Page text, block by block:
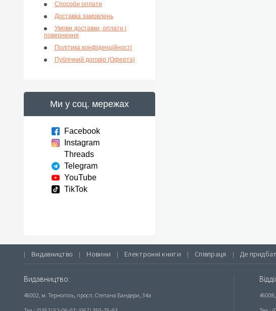
Способи оплати
Доставка замовлень
Умови доставки, оплати і
повернення
Політика конфіденційності
Публічний договір (Оферта)
Ми у соц. мережах
Facebook
Instagram
Threads
Telegram
YouTube
TikTok
| Видавництво | Новини | Електронні книги | Співпраця | Де
Видавництво:
46002, м. Тернопіль, просп. Степана Бандери, 34а